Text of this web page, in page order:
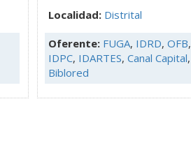
Localidad: Distrital
Oferente: FUGA, IDRD, OFB,
IDPC, IDARTES, Canal Capital,
Biblored